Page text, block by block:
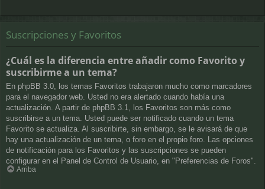
Suscripciones y Favoritos
¿Cuál es la diferencia entre añadir como Favorito y
suscribirme a un tema?
En phpBB 3.0, los temas Favoritos trabajaron mucho como marcadores
para el navegador web. Usted no era alertado cuando había una
actualización. A partir de phpBB 3.1, los Favoritos son más como
suscribirse a un tema. Usted puede ser notificado cuando un tema
Favorito se actualiza. Al suscribirte, sin embargo, se le avisará de que
hay una actualización de un tema, o foro en el propio foro. Las opciones
de notificación para los Favoritos y las suscripciones se pueden
configurar en el Panel de Control de Usuario, en "Preferencias de Foros".
Arriba